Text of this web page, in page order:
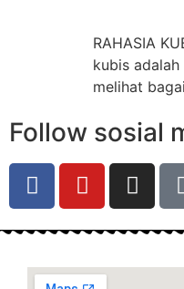
RAHASIA
kubis
melihat
Follow sosial